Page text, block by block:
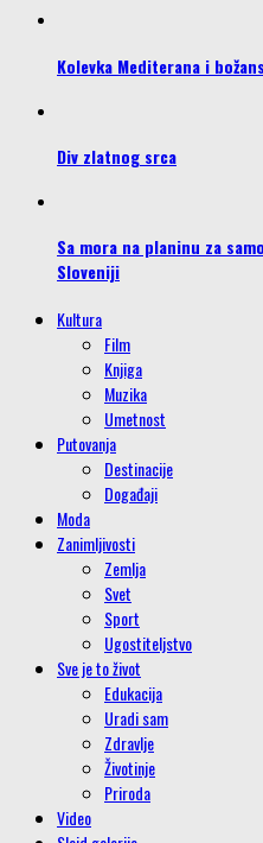
Kolevka Mediterana i
Div zlatnog srca
Sa mora na planinu za
Sloveniji
Kultura
Film
Knjiga
Muzika
Umetnost
Putovanja
Destinacije
Događaji
Moda
Zanimljivosti
Zemlja
Svet
Sport
Ugostiteljstvo
Sve je to život
Edukacija
Uradi sam
Zdravlje
Životinje
Priroda
Video